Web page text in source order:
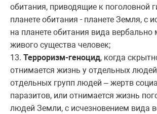
обитания, приводящие к поголовной
планете обитания - планете Земля, с
на планете обитания вида
живого существа человек;
13. Терроризм-геноцид, когда
отнимается жизнь у отдельных
отдельных групп людей – жертв
паразитов, или отнимается жизнь
людей Земли, с исчезновением вида